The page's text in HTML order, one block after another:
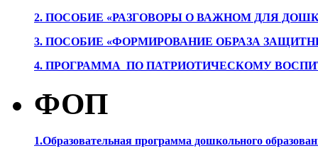
2. ПОСОБИЕ «РАЗГОВОРЫ О ВАЖНОМ ДЛЯ
3. ПОСОБИЕ «ФОРМИРОВАНИЕ ОБРАЗА
4. ПРОГРАММА ПО ПАТРИОТИЧЕСКОМУ
ФОП
1.Образовательная программа дошкольного